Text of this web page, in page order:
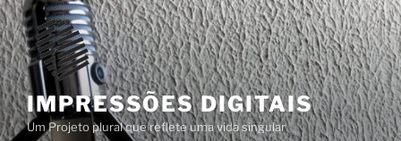
Skip
to
content
IMPRESSÕES DIGITAIS
Um Projeto plural que reflete uma vida singular